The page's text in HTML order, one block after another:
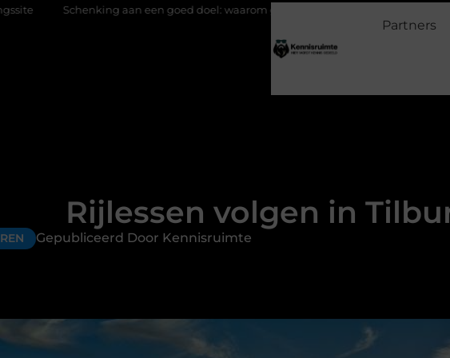
aan een goed doel: waarom geven belangrijk is en hoe het werkt
Partners
Rijlessen volgen in
Gepubliceerd Door Kennisruimte